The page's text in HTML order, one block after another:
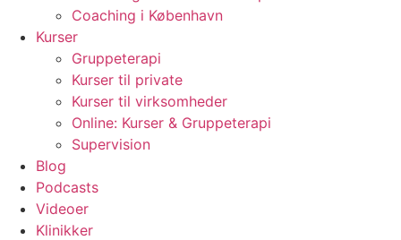
Coaching i København
Kurser
Gruppeterapi
Kurser til private
Kurser til virksomheder
Online: Kurser & Gruppeterapi
Supervision
Blog
Podcasts
Videoer
Klinikker